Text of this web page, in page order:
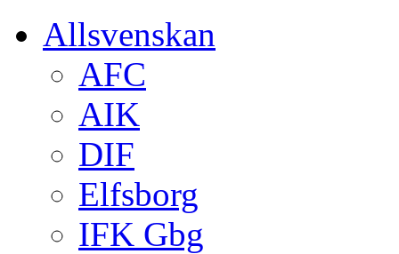
Allsvenskan
AFC
AIK
DIF
Elfsborg
IFK Gbg